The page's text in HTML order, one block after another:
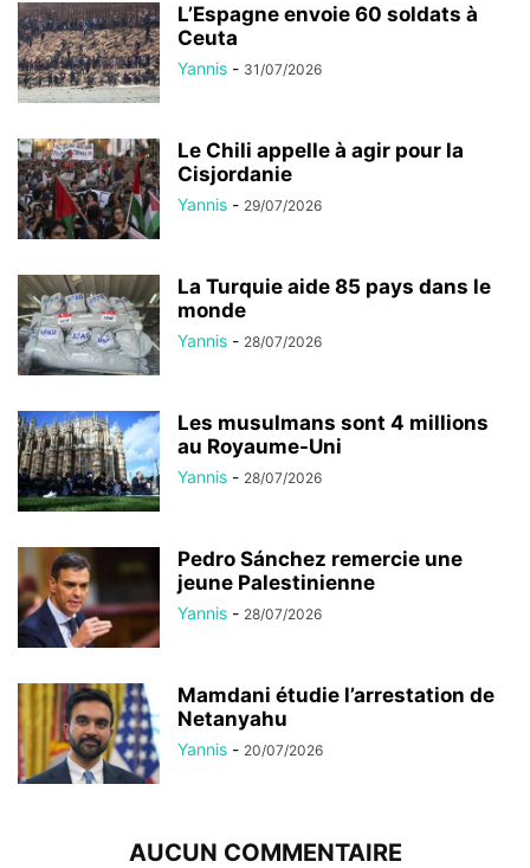
L’Espagne envoie 60 soldats à
Ceuta
Yannis - 31/07/2026
Le Chili appelle à agir pour la
Cisjordanie
Yannis - 29/07/2026
La Turquie aide 85 pays dans le
monde
Yannis - 28/07/2026
Les musulmans sont 4 millions
au Royaume-Uni
Yannis - 28/07/2026
Pedro Sánchez remercie une
jeune Palestinienne
Yannis - 28/07/2026
Mamdani étudie l’arrestation de
Netanyahu
Yannis - 20/07/2026
AUCUN COMMENTAIRE